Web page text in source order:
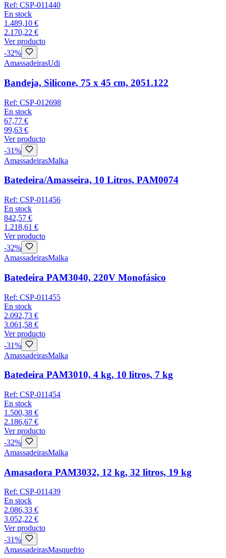
Ref: CSP-011440
En stock
1.489,10 €
2.170,22 €
Ver producto
-32%
AmassadeirasUdi
Bandeja, Silicone, 75 x 45 cm, 2051.122
Ref: CSP-012698
En stock
67,77 €
99,63 €
Ver producto
-31%
AmassadeirasMalka
Batedeira/Amasseira, 10 Litros, PAM0074
Ref: CSP-011456
En stock
842,57 €
1.218,61 €
Ver producto
-32%
AmassadeirasMalka
Batedeira PAM3040, 220V Monofásico
Ref: CSP-011455
En stock
2.092,73 €
3.061,58 €
Ver producto
-31%
AmassadeirasMalka
Batedeira PAM3010, 4 kg, 10 litros, 7 kg
Ref: CSP-011454
En stock
1.500,38 €
2.186,67 €
Ver producto
-32%
AmassadeirasMalka
Amasadora PAM3032, 12 kg, 32 litros, 19 kg
Ref: CSP-011439
En stock
2.086,33 €
3.052,22 €
Ver producto
-31%
AmassadeirasMasquefrio